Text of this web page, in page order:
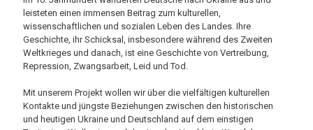
leisteten einen immensen Beitrag zum kulturellen,
wissenschaftlichen und sozialen Leben des Landes. Ihre
Geschichte, ihr Schicksal, insbesondere während des Zweiten
Weltkrieges und danach, ist eine Geschichte von Vertreibung,
Repression, Zwangsarbeit, Leid und Tod.
Mit unserem Projekt wollen wir über die vielfältigen kulturellen
Kontakte und jüngste Beziehungen zwischen den historischen
und heutigen Ukraine und Deutschland auf dem einstigen